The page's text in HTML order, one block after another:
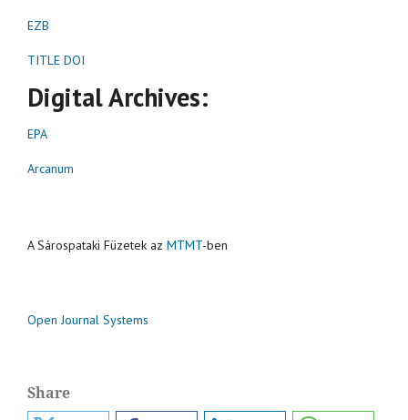
EZB
TITLE DOI
Digital Archives:
EPA
Arcanum
A Sárospataki Füzetek az MTMT-ben
Open Journal Systems
Share